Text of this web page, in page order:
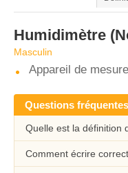
Humidimètre
Masculin
Appareil de
Questions fréquentes
Quelle est la définition
Comment écrire